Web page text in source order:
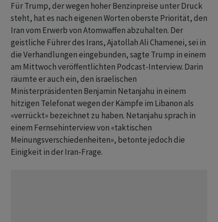
Für Trump, der wegen hoher Benzinpreise unter Druck
steht, hat es nach eigenen Worten oberste Priorität, den
Iran vom Erwerb von Atomwaffen abzuhalten. Der
geistliche Führer ‌des Irans, Ajatollah Ali Chamenei, sei in
die Verhandlungen eingebunden, sagte Trump in einem
am Mittwoch ​veröffentlichten Podcast-Interview. Darin
räumte er auch ein, den israelischen
Ministerpräsidenten Benjamin Netanjahu in einem
hitzigen Telefonat wegen der Kämpfe im Libanon als
«verrückt» bezeichnet zu haben. Netanjahu sprach in
einem Fernsehinterview von «taktischen
Meinungsverschiedenheiten», betonte jedoch die
Einigkeit in der Iran-Frage.